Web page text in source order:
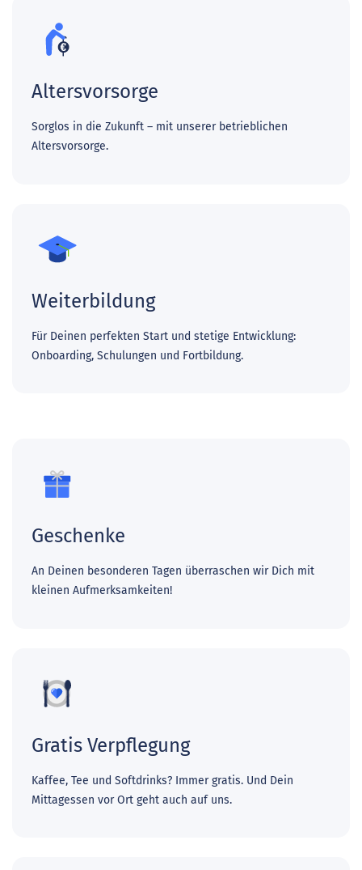
Altersvorsorge
Sorglos in die Zukunft – mit unserer betrieblichen
Altersvorsorge.
Weiterbildung
Für Deinen perfekten Start und stetige Entwicklung:
Onboarding, Schulungen und Fortbildung.
Geschenke
An Deinen besonderen Tagen überraschen wir Dich mit
kleinen Aufmerksamkeiten!
Gratis Verpflegung
Kaffee, Tee und Softdrinks? Immer gratis. Und Dein
Mittagessen vor Ort geht auch auf uns.